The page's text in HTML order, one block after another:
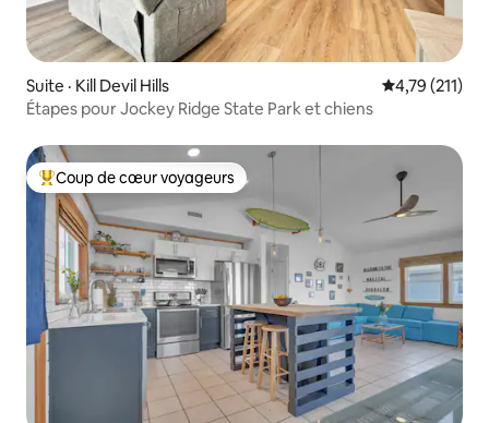
Suite · Kill Devil Hills Note
4,79 (211)
Étapes pour Jockey Ridge State Park et chiens
Coup de cœur voyageurs parmi les plus aimés
Coup de cœur voyageurs